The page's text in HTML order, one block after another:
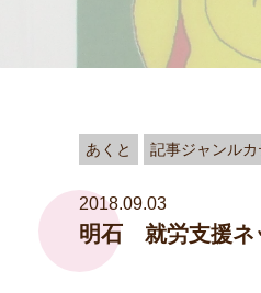
あくと 記事ジャンルカ
2018.09.03
明石 就労支援ネ